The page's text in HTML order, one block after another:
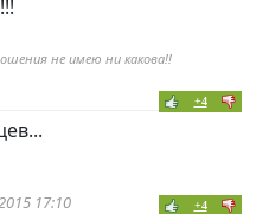
не имею ни какова!!
+4
17:10 +4